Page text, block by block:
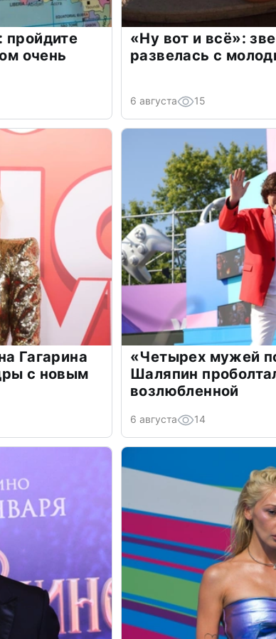
пройдите
очень
«Ну вот и всё»:
развелась с
6 августа 15
Гагарина
с новым
«Четырех мужей
Шаляпин
возлюбленной
6 августа 14